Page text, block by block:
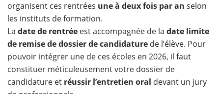
organisent ces rentrées une à deux fois par an selon
les instituts de formation.
La date de rentrée est accompagnée de la date limite
de remise de dossier de candidature de l’élève. Pour
pouvoir intégrer une de ces écoles en 2026, il faut
constituer méticuleusement votre dossier de
candidature et réussir l’entretien oral devant un jury